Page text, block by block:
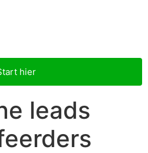
hier
leads